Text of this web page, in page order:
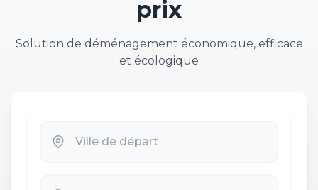
prix
Solution de déménagement économique, efficace
et écologique